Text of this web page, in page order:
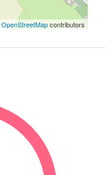
OpenStreetMapcontributors